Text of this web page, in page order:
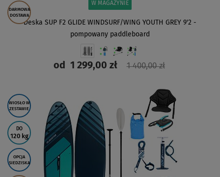
DARMOWA
DOSTAWA
W MAGAZYNIE
Deska SUP F2 GLIDE WINDSURF/WING YOUTH GREY 9'2 -
pompowany paddleboard
od1 299,00 zł 1 400,00 zł
WIOSŁO W
ZESTAWIE
DO
120 kg
OPCJA
SIEDZISKA